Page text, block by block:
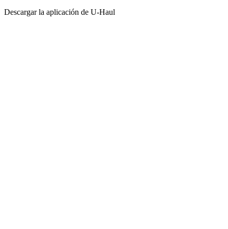
Descargar la aplicación de U-Haul